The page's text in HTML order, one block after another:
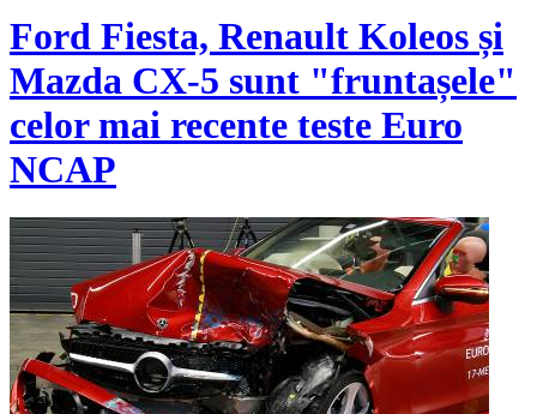
Ford Fiesta, Renault Koleos și
Mazda CX-5 sunt "fruntașele"
celor mai recente teste Euro
NCAP